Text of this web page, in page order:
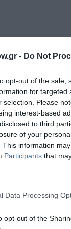
- Do Not
opt-out of the sale,
for targeted
selection. Please
interest-based
to third
of your
This information
Participants that
Data Processing
opt-out of the
πρώτοι
στο